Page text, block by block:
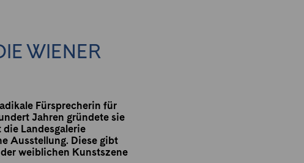
WIENER
Fürsprecherin für
Jahren gründete sie
Landesgalerie
Ausstellung. Diese gibt
weiblichen Kunstszene